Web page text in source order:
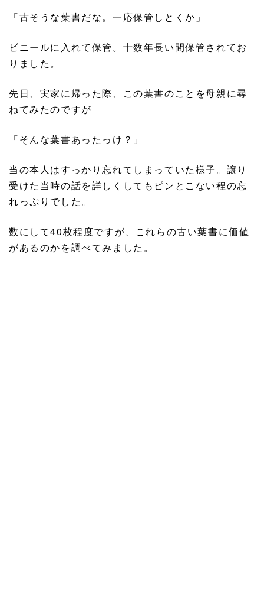
「古そうな葉書だな。一応保管しとくか」
ビニールに入れて保管。十数年長い間保管されてお
りました。
先日、実家に帰った際、この葉書のことを母親に尋
ねてみたのですが
「そんな葉書あったっけ？」
当の本人はすっかり忘れてしまっていた様子。譲り
受けた当時の話を詳しくしてもピンとこない程の忘
れっぷりでした。
数にして40枚程度ですが、これらの古い葉書に価値
があるのかを調べてみました。